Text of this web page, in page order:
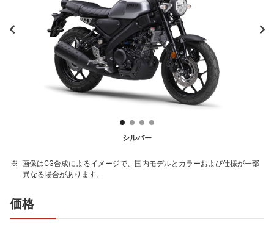
シルバー
画像はCG合成によるイメージで、国内モデルとカラーおよび仕様が一部
異なる場合があります。
価格